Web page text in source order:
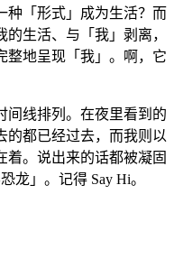
种「形式」成为生活？而
生活、与「我」剥离，
整地呈现「我」。啊，它
间线排列。在夜里看到的
的都已经过去，而我则以
着。说出来的话都被凝固
龙」。记得 Say Hi。